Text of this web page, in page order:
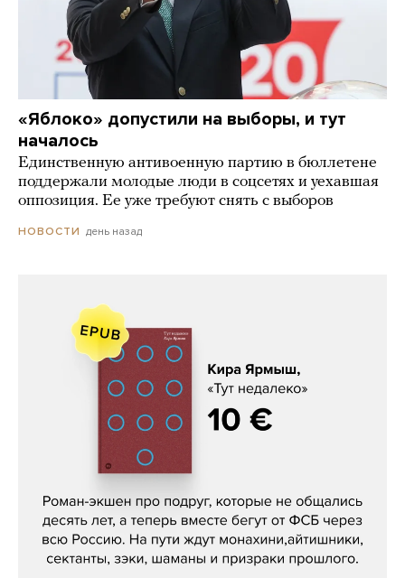
«Яблоко» допустили на выборы, и тут
началось
Единственную антивоенную партию в бюллетене
поддержали молодые люди в соцсетях и уехавшая
оппозиция. Ее уже требуют снять с выборов
НОВОСТИ день назад
Кира Ярмыш, «Тут недалеко»